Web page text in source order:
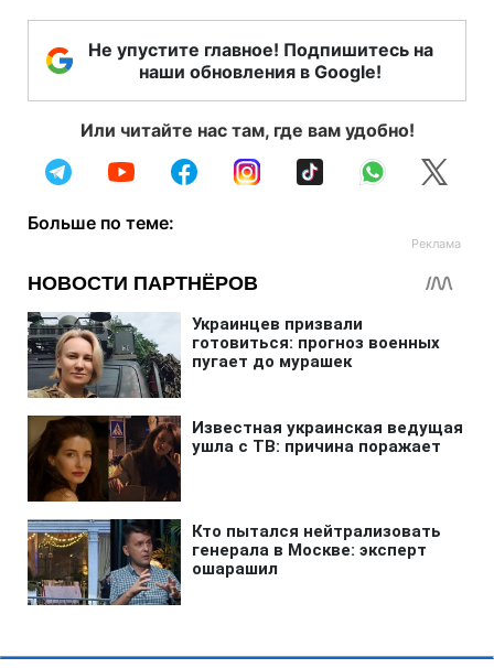
Не упустите главное! Подпишитесь на
наши обновления в Google!
Или читайте нас там, где вам удобно!
Больше по теме: